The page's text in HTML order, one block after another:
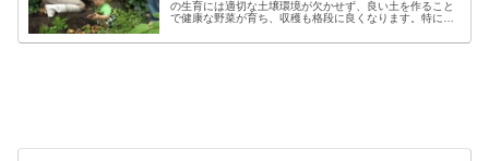
の生育には適切な土壌環境が欠かせず、良い土を作ること
で健康な野菜が育ち、収穫も格段に良くなります。特に初
家庭菜園で失敗しないコツと言える...